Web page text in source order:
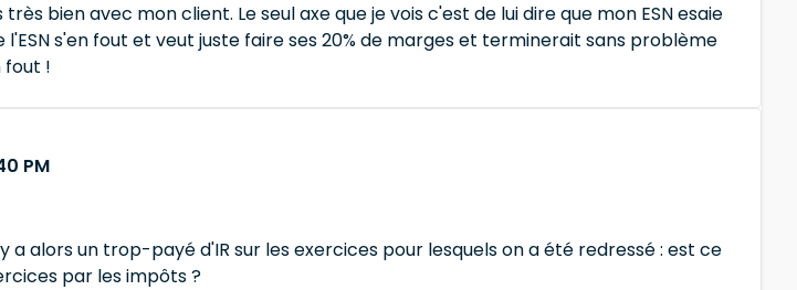
bien avec mon client. Le seul axe que je vois c'est de lui dire que mon ESN esaie
s'en fout et veut juste faire ses 20% de marges et terminerait sans problème
fout !
PM
a alors un trop-payé d'IR sur les exercices pour lesquels on a été redressé : est ce
par les impôts ?